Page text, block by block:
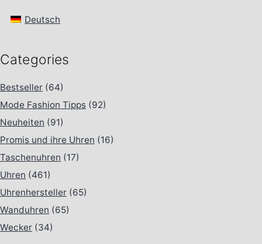
Deutsch
Categories
Bestseller (64)
Mode Fashion Tipps (92)
Neuheiten (91)
Promis und ihre Uhren (16)
Taschenuhren (17)
Uhren (461)
Uhrenhersteller (65)
Wanduhren (65)
Wecker (34)